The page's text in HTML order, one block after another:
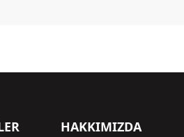
HAKKIMIZDA